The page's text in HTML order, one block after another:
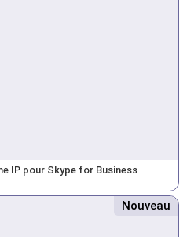
IP pour Skype for Business
Nouveau